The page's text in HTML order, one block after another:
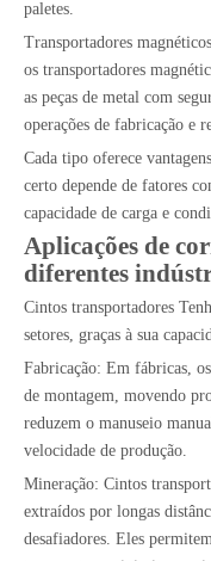
paletes.
Transportadores
os transportadores
as peças de metal com
operações de fabricação e
Cada tipo oferece
certo depende de fatores
capacidade de carga e
Aplicações de
diferentes
Cintos transportadores
setores, graças à sua
Fabricação: Em fábricas,
de montagem, movendo
reduzem o manuseio
velocidade de produção.
Mineração: Cintos
extraídos por longas
desafiadores. Eles